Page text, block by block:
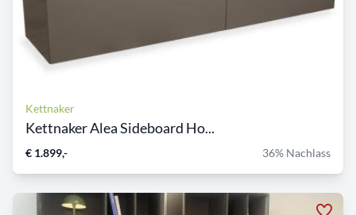
Kettnaker
Kettnaker Alea Sideboard Ho...
€ 1.899,- 36% Nachlass